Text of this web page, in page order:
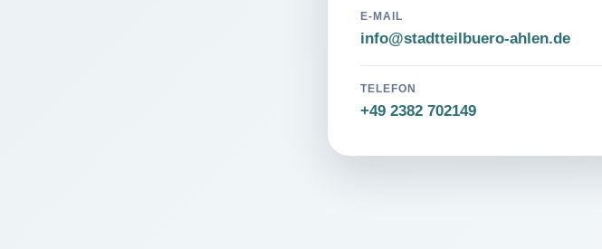
E-MAIL
info@stadtteilbuero-ahlen.de
TELEFON
+49 2382 702149